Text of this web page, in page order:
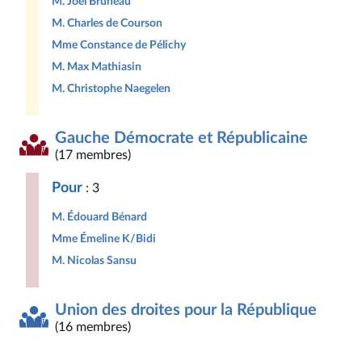
M. Charles de Courson
Mme Constance de Pélichy
M. Max Mathiasin
M. Christophe Naegelen
Gauche Démocrate et Républicaine
(17 membres)
Pour : 3
M. Édouard Bénard
Mme Émeline K/Bidi
M. Nicolas Sansu
Union des droites pour la République
(16 membres)